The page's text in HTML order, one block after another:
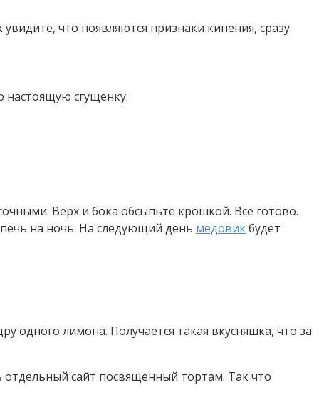
что появляются признаки кипения, сразу
настоящую сгущенку.
Верх и бока обсыпьте крошкой. Все готово.
на ночь. На следующий день медовикбудет
одного лимона. Получается такая вкусняшка, что за
сайт посвященный тортам. Так что